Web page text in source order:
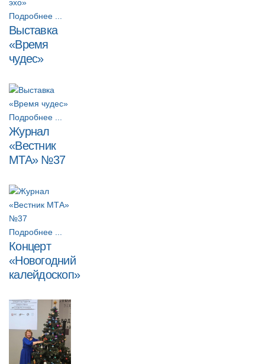
Подробнее ...
Выставка
«Время
чудес»
Подробнее ...
Журнал
«Вестник
МТА» №37
Подробнее ...
Концерт
«Новогодний
калейдоскоп»